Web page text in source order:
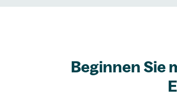
Beginnen Sie